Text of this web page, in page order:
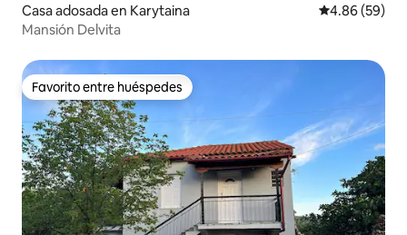
Casa adosada en Karytaina Calificación
4.86 (59)
Mansión Delvita
Favorito entre huéspedes
Favorito entre huéspedes